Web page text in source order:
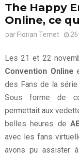
The Happy
Online, ce
par Florian Ternet
Les 21 et 22
Convention Online
des Fans de la
Sous forme de
permettait aux
belles heures de
avec les fans
avons pu assister